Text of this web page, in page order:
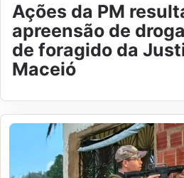
Ações da PM
apreensão de
de foragido da
Maceió